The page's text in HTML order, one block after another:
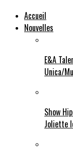
Accueil
Nouvelles
E&A
Unica/
Show
Joliette